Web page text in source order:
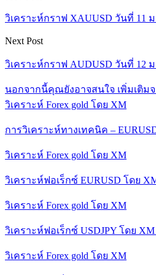
วิเคราะห์กราฟ XAUUSD วันที่ 11
Next Post
วิเคราะห์กราฟ AUDUSD วันที่ 12
นอกจากนี้คุณยังอาจสนใจ เพิ่มเติม
วิเคราะห์ Forex gold โดย XM
การวิเคราะห์ทางเทคนิค –
วิเคราะห์ Forex gold โดย XM
วิเคราะห์ฟอเร็กซ์ EURUSD โดย
วิเคราะห์ Forex gold โดย XM
วิเคราะห์ฟอเร็กซ์ USDJPY โดย
วิเคราะห์ Forex gold โดย XM